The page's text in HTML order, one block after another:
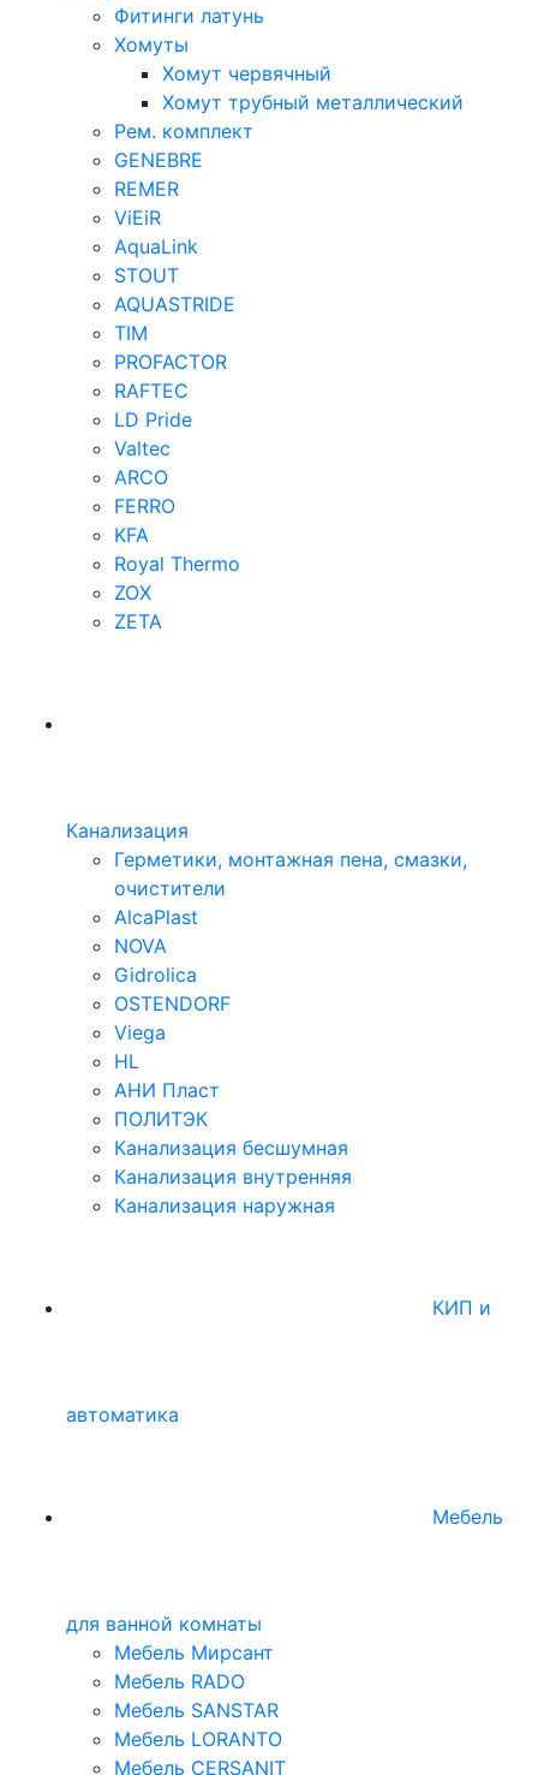
Фитинги латунь
Хомуты
Хомут червячный
Хомут трубный металлический
Рем. комплект
GENEBRE
REMER
ViEiR
AquaLink
STOUT
AQUASTRIDE
TIM
PROFACTOR
RAFTEC
LD Pride
Valtec
ARCO
FERRO
KFA
Royal Thermo
ZOX
ZETA
Канализация
Герметики, монтажная пена, смазки,
очистители
AlcaPlast
NOVA
Gidrolica
OSTENDORF
Viega
HL
АНИ Пласт
ПОЛИТЭК
Канализация бесшумная
Канализация внутренняя
Канализация наружная
КИП и
автоматика
Мебель
для ванной комнаты
Мебель Мирсант
Мебель RADO
Мебель SANSTAR
Мебель LORANTO
Мебель CERSANIT